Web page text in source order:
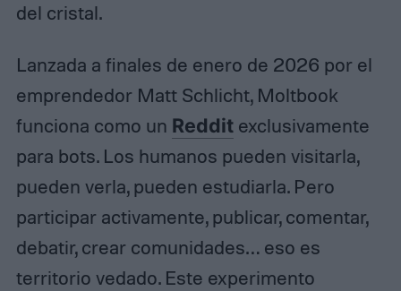
del cristal.
Lanzada a finales de enero de 2026 por el
emprendedor Matt Schlicht, Moltbook
funciona como un Redditexclusivamente
para bots. Los humanos pueden visitarla,
pueden verla, pueden estudiarla. Pero
participar activamente, publicar, comentar,
debatir, crear comunidades… eso es
territorio vedado. Este experimento